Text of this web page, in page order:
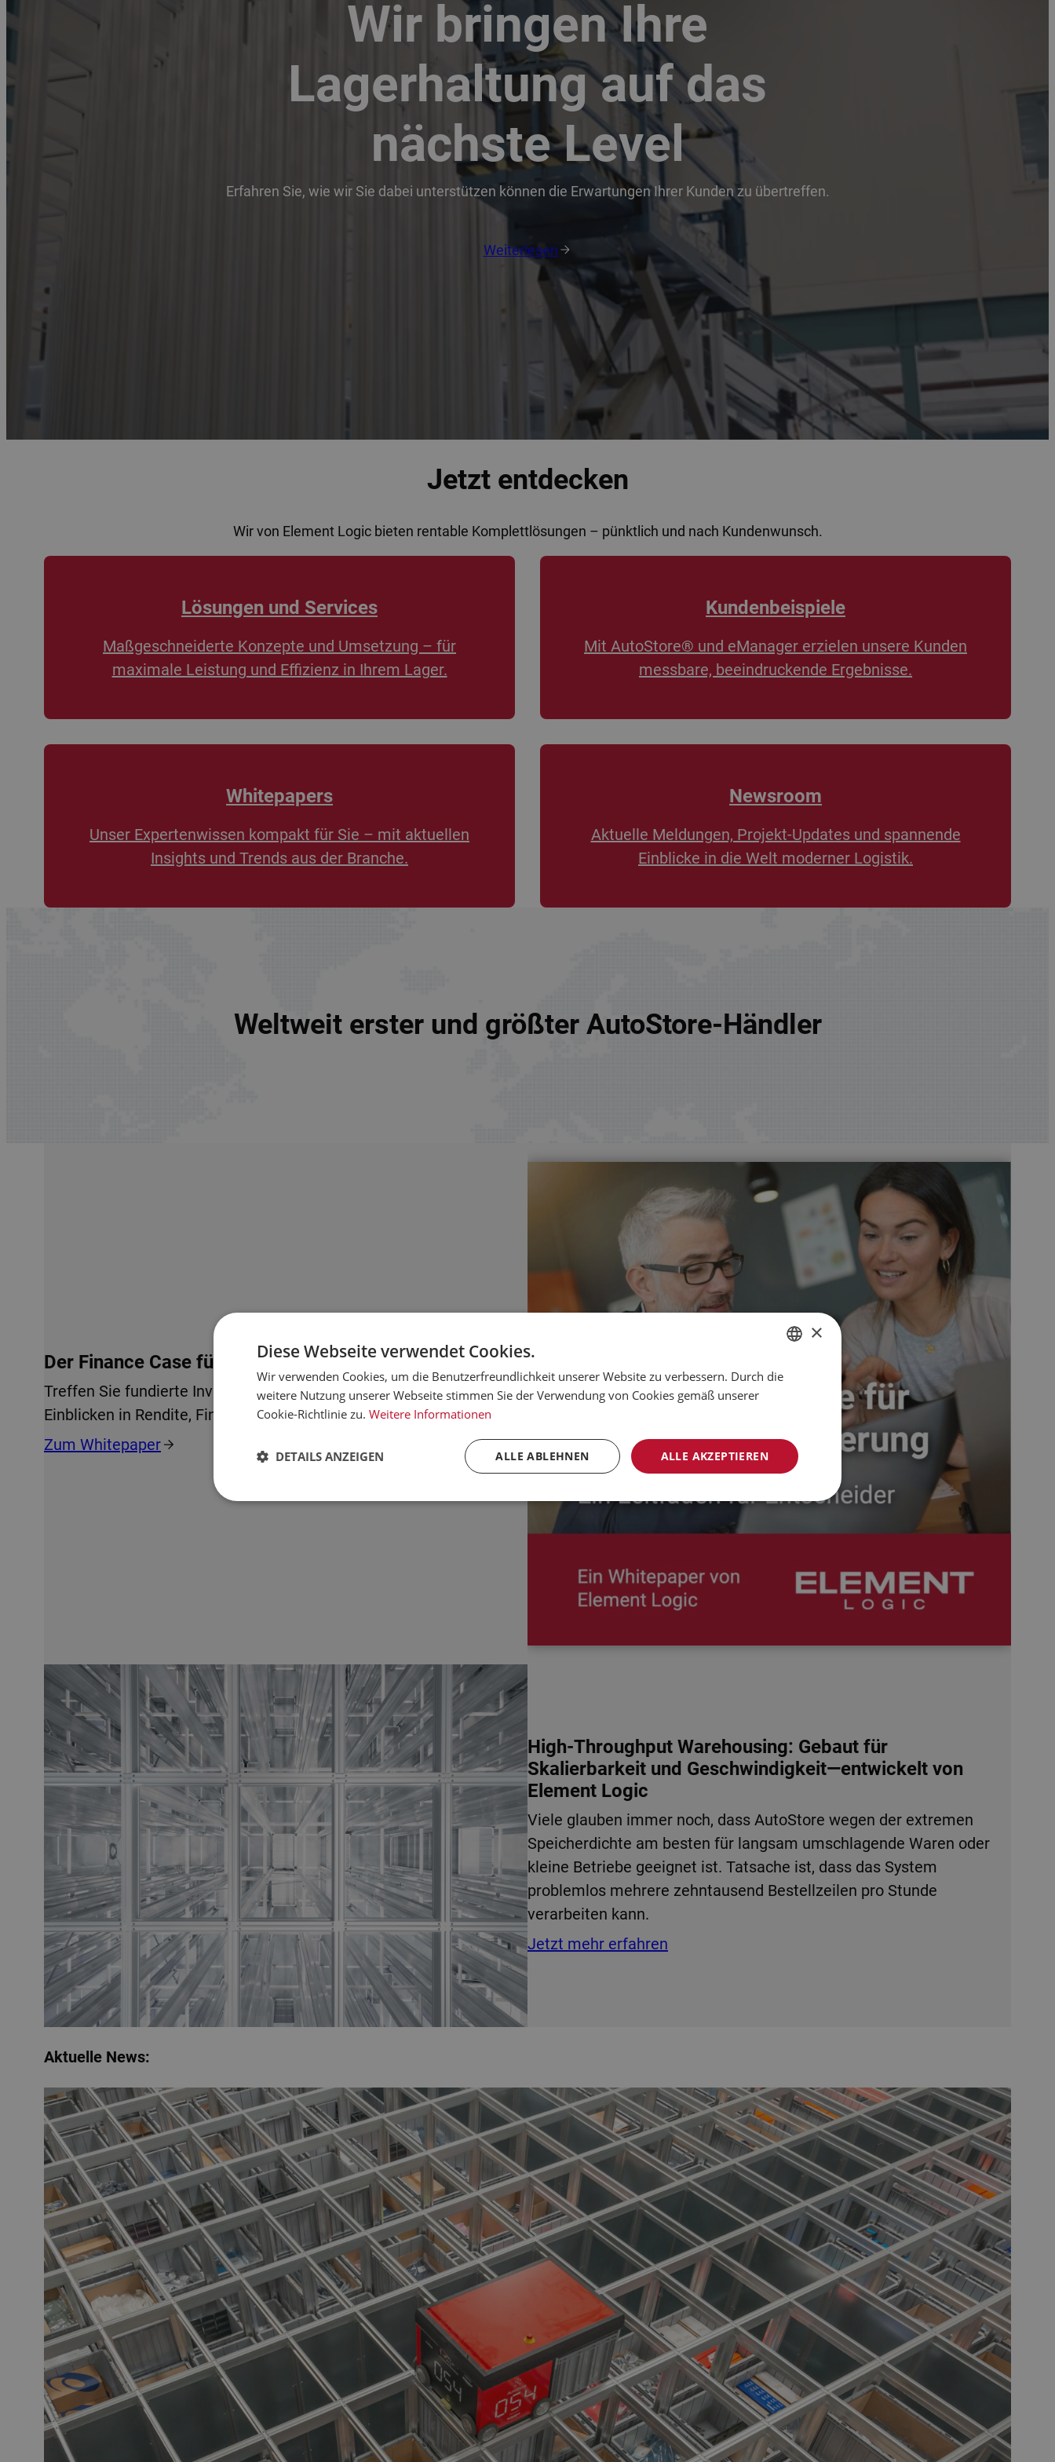
Wir bringen Ihre
Lagerhaltung auf das
nächste Level
Erfahren Sie, wie wir Sie dabei unterstützen können die Erwartungen Ihrer Kunden zu übertreffen.
Weiterlesen
Jetzt entdecken
Wir von Element Logic bieten rentable Komplettlösungen – pünktlich und nach Kundenwunsch.
Lösungen und Services
Maßgeschneiderte Konzepte und Umsetzung – für
maximale Leistung und Effizienz in Ihrem Lager.
Kundenbeispiele
Mit AutoStore® und eManager erzielen unsere Kunden
messbare, beeindruckende Ergebnisse.
Whitepapers
Unser Expertenwissen kompakt für Sie – mit aktuellen
Insights und Trends aus der Branche.
Newsroom
Aktuelle Meldungen, Projekt-Updates und spannende
Einblicke in die Welt moderner Logistik.
Weltweit erster und größter AutoStore-Händler
Der Finance Case für Lagerautomatisierung
Treffen Sie fundierte Investitionsentscheidungen – mit klaren
Einblicken in Rendite, Finanzierung und Risiken.
Zum Whitepaper
High-Throughput Warehousing: Gebaut für
Skalierbarkeit und Geschwindigkeit—entwickelt von
Element Logic
Viele glauben immer noch, dass AutoStore wegen der extremen
Speicherdichte am besten für langsam umschlagende Waren oder
kleine Betriebe geeignet ist. Tatsache ist, dass das System
problemlos mehrere zehntausend Bestellzeilen pro Stunde
verarbeiten kann.
Jetzt mehr erfahren
Aktuelle News:
ENGLISH
GERMAN
DANISH
×
Diese Webseite verwendet Cookies.
Wir verwenden Cookies, um die Benutzerfreundlichkeit unserer Website zu verbessern. Durch die
weitere Nutzung unserer Webseite stimmen Sie der Verwendung von Cookies gemäß unserer
Cookie-Richtlinie zu. Weitere Informationen
ALLE AKZEPTIEREN
ALLE ABLEHNEN
DETAILS ANZEIGEN